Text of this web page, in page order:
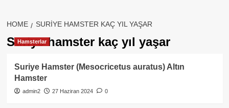
HOME SURIYE HAMSTER KAÇ YIL YAŞAR
Suriye hamster kaç yıl yaşar
Hamsterlar
Suriye Hamster (Mesocricetus auratus) Altın
Hamster
admin2 27 Haziran 2024 0